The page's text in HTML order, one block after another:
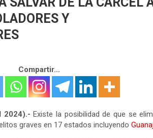
Y
Compartir...
2024).- Existe la posibilidad de que se
graves en 17 estados incluyendo